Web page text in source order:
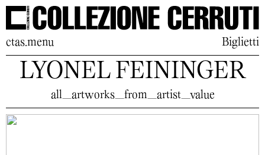
ctas.menu Biglietti
LYONEL FEININGER
all_artworks_from_artist_value